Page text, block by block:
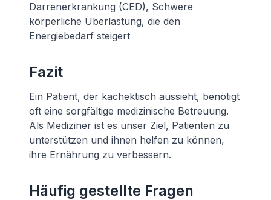
Darrenerkrankung (CED), Schwere
körperliche Überlastung, die den
Energiebedarf steigert
Fazit
Ein Patient, der kachektisch aussieht, benötigt
oft eine sorgfältige medizinische Betreuung.
Als Mediziner ist es unser Ziel, Patienten zu
unterstützen und ihnen helfen zu können,
ihre Ernährung zu verbessern.
Häufig gestellte Fragen